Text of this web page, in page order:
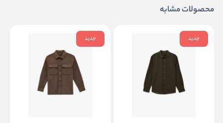
محصولات مشابه
جدید جدید